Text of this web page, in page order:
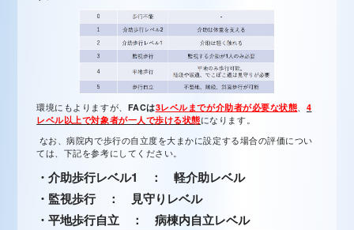
環境にもよりますが、 FACは3レベルまでが介助者が必要な状態、 4
レベル以上で対象者が一人で歩ける状態になります。
なお、病院内で歩行の自立度を大まかに設定する場合の評価につい
ては、下記を参考にしてください。
・介助歩行レベル1 ： 軽介助レベル
・監視歩行 ： 見守りレベル
・平地歩行自立 ： 病棟内自立レベル